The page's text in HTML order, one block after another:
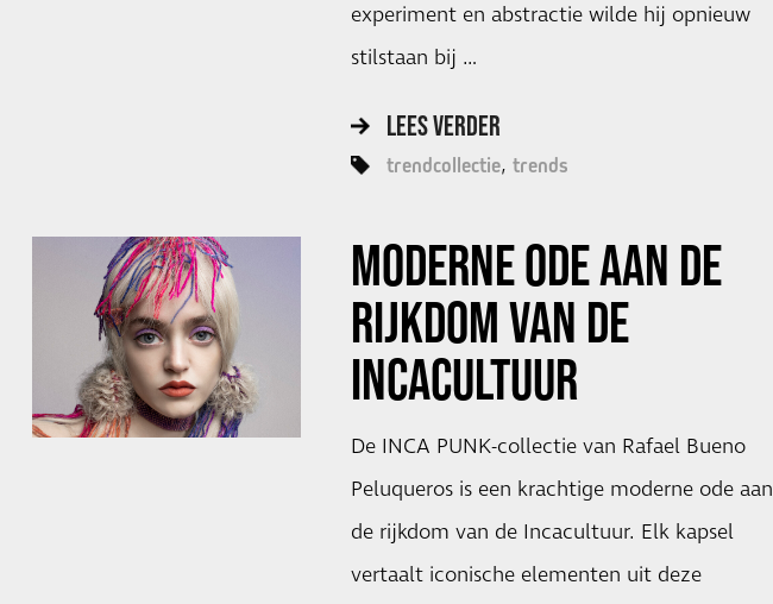
experiment en abstractie wilde hij opnieuw
stilstaan bij …
LEES VERDER
trendcollectie trends
MODERNE ODE AAN DE
RIJKDOM VAN DE
INCACULTUUR
De INCA PUNK-collectie van Rafael Bueno
Peluqueros is een krachtige moderne ode aan
de rijkdom van de Incacultuur. Elk kapsel
vertaalt iconische elementen uit deze